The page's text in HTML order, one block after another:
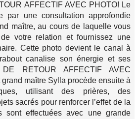
AFFECTIF AVEC PHOTO! Le
par une consultation approfondie
maître, au cours de laquelle vous
votre relation et fournissez une
Cette photo devient le canal à
canalise son énergie et ses
DE RETOUR AFFECTIF AVEC
maître Sylla procède ensuite à
utilisant des prières, des
sacrés pour renforcer l’effet de la
sont effectuées avec une grande